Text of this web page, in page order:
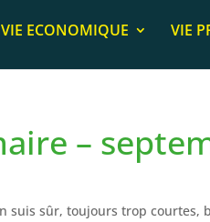
VIE ECONOMIQUE VIE
–
suis sûr, toujours trop